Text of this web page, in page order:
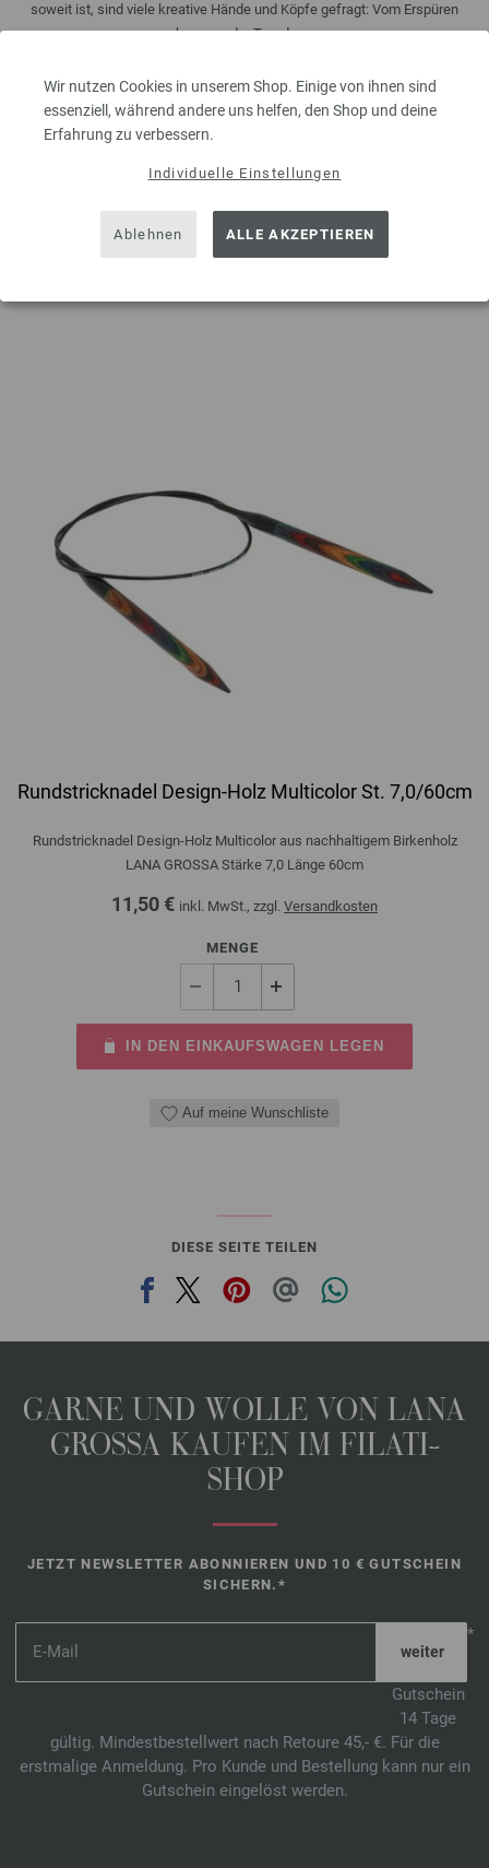
Wir nutzen Cookies in unserem Shop. Einige von ihnen sind
essenziell, während andere uns helfen, den Shop und deine
Erfahrung zu verbessern.
Individuelle Einstellungen
Ablehnen ALLE AKZEPTIEREN
soweit ist, sind viele kreative Hände und Köpfe gefragt: Vom Erspüren
kommender Trends, ...
MENGE
IN DEN EINKAUFSWAGEN LEGEN
Rundstricknadel Design-Holz Multicolor St. 7,0/60cm
Rundstricknadel Design-Holz Multicolor aus nachhaltigem Birkenholz
LANA GROSSA Stärke 7,0 Länge 60cm
11,50 € inkl. MwSt., zzgl. Versandkosten
MENGE
IN DEN EINKAUFSWAGEN LEGEN
Auf meine Wunschliste
DIESE SEITE TEILEN
GARNE UND WOLLE VON LANA
GROSSA KAUFEN IM FILATI-
SHOP
JETZT NEWSLETTER ABONNIEREN UND 10 € GUTSCHEIN
SICHERN.*
*
Gutschein
14 Tage
gültig. Mindestbestellwert nach Retoure 45,- €. Für die
erstmalige Anmeldung. Pro Kunde und Bestellung kann nur ein
Gutschein eingelöst werden.